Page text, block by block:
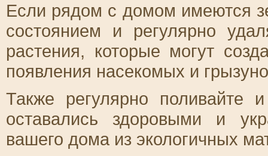
Если рядом с домом имеются
состоянием и регулярно
растения, которые могут
появления насекомых и
Также регулярно поливайте
оставались здоровыми и
вашего дома из экологичных